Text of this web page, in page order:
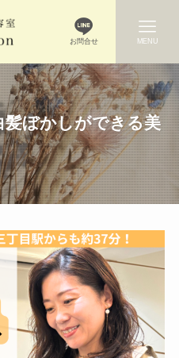
お問合せ MENU
髪ぼかしができる美